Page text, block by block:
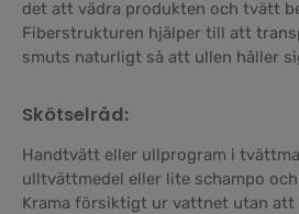
det att vädra produkten och tvätt
Fiberstrukturen hjälper till att
smuts naturligt så att ullen håller
Skötselråd:
Handtvätt eller ullprogram i
ulltvättmedel eller lite schampo
Krama försiktigt ur vattnet utan att